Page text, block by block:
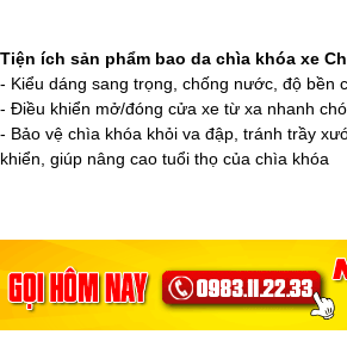
Tiện ích sản phẩm bao da chìa khóa xe
- Kiểu dáng sang trọng, chống nước, độ bền
- Điều khiển mở/đóng cửa xe từ xa nhanh
- Bảo vệ chìa khóa khỏi va đập, tránh trầy
khiển, giúp nâng cao tuổi thọ của chìa khóa